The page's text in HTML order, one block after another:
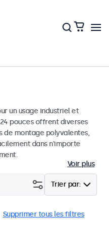
un usage industriel et
pouces offrent diverses
de montage polyvalentes,
dans n'importe
Voir plus
Trier par:
Supprimer tous les filtres